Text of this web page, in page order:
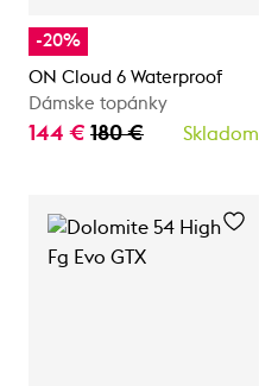
-20%
ON Cloud 6 Waterproof
Dámske topánky
144 € 180 € Skladom